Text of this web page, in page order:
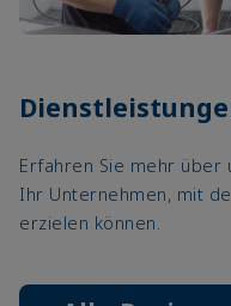
Erfahren Sie mehr über
Ihr Unternehmen, mit
erzielen können.